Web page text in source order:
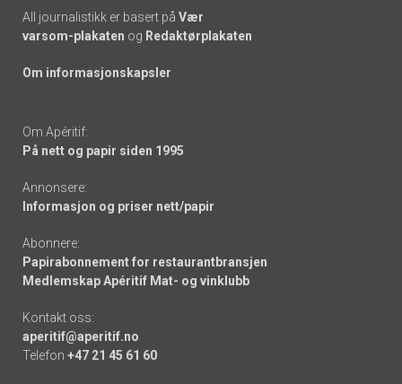
All journalistikk er basert på Vær
varsom-plakaten og Redaktørplakaten
Om informasjonskapsler
Om Apéritif:
På nett og papir siden 1995
Annonsere:
Informasjon og priser nett/papir
Abonnere:
Papirabonnement for restaurantbransjen
Medlemskap Apéritif Mat- og vinklubb
Kontakt oss:
aperitif@aperitif.no
Telefon +47 21 45 61 60